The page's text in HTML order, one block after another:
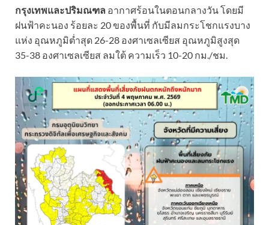
กรุงเทพและปริมณฑล อากาศร้อนในตอนกลางวัน โดยมี
ฝนฟ้าคะนอง ร้อยละ 20 ของพื้นที่ กับมีลมกระโชกแรงบาง
แห่ง อุณหภูมิต่ำสุด 26-28 องศาเซลเซียส อุณหภูมิสูงสุด
35-38 องศาเซลเซียส ลมใต้ ความเร็ว 10-20 กม./ชม.